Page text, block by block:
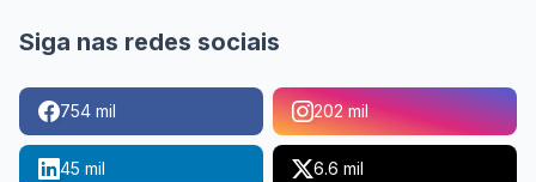
Siga nas redes sociais
754 mil 202 mil
45 mil 6.6 mil